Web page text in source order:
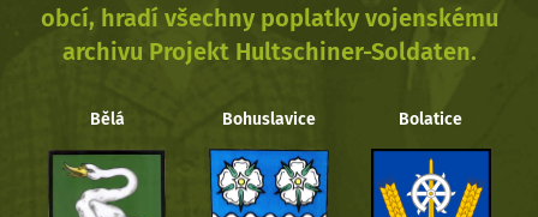
obcí, hradí všechny poplatky vojenskému
archivu Projekt Hultschiner-Soldaten.
Bělá Bohuslavice Bolatice